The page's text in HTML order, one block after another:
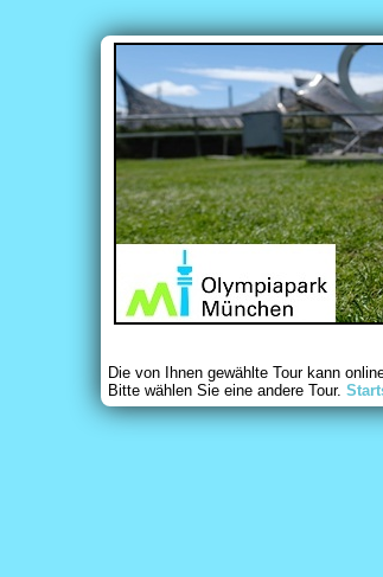
Die von Ihnen gewählte Tour kann
Bitte wählen Sie eine andere Tour.